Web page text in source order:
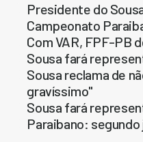
Presidente do
Campeonato
Com VAR, FPF-PB
Sousa fará
Sousa reclama de
gravíssimo"
Sousa fará
Paraibano: